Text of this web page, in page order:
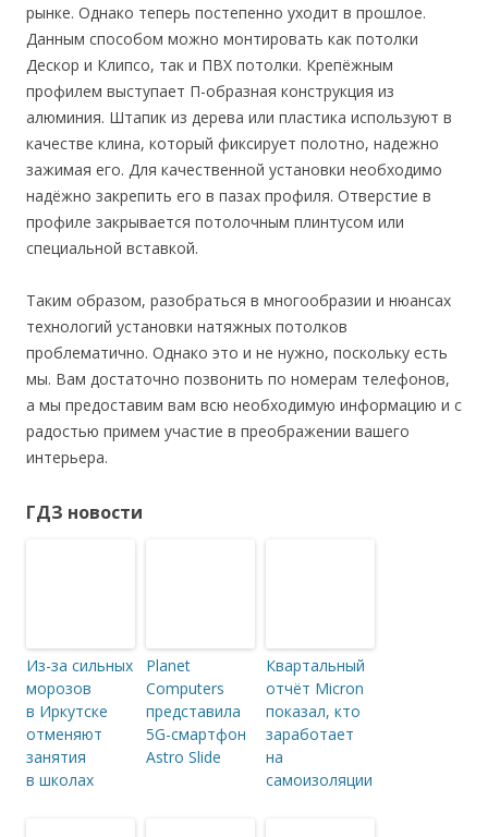
рынке. Однако теперь постепенно уходит в прошлое.
Данным способом можно монтировать как потолки
Дескор и Клипсо, так и ПВХ потолки. Крепёжным
профилем выступает П-образная конструкция из
алюминия. Штапик из дерева или пластика используют в
качестве клина, который фиксирует полотно, надежно
зажимая его. Для качественной установки необходимо
надёжно закрепить его в пазах профиля. Отверстие в
профиле закрывается потолочным плинтусом или
специальной вставкой.
Таким образом, разобраться в многообразии и нюансах
технологий установки натяжных потолков
проблематично. Однако это и не нужно, поскольку есть
мы. Вам достаточно позвонить по номерам телефонов,
а мы предоставим вам всю необходимую информацию и с
радостью примем участие в преображении вашего
интерьера.
ГДЗ новости
Из-за сильных
морозов
в Иркутске
отменяют
занятия
в школах
Planet
Computers
представила
5G-смартфон
Astro Slide
Квартальный
отчёт Micron
показал, кто
заработает
на
самоизоляции